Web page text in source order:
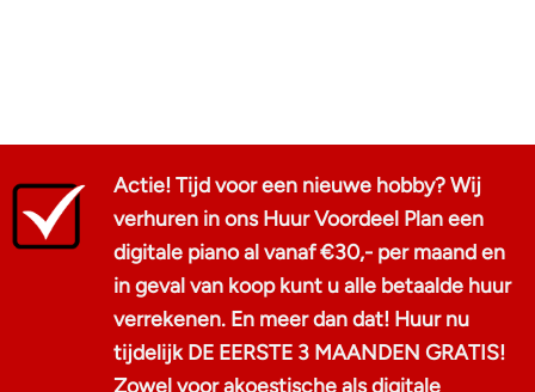
Actie! Tijd voor een nieuwe hobby? Wij
verhuren in ons Huur Voordeel Plan een
digitale piano al vanaf €30,- per maand en
in geval van koop kunt u alle betaalde huur
verrekenen. En meer dan dat! Huur nu
tijdelijk DE EERSTE 3 MAANDEN GRATIS!
Zowel voor akoestische als digitale